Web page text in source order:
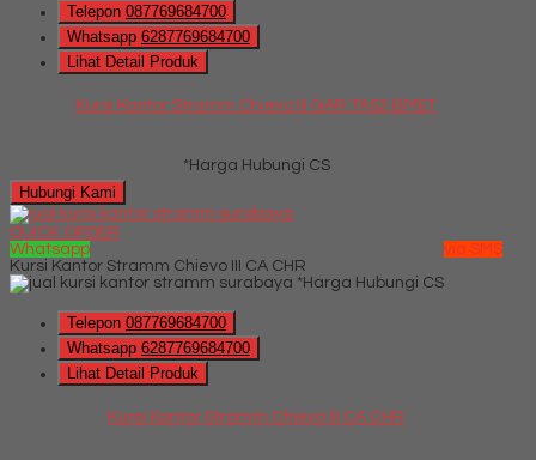
Telepon 087769684700
Whatsapp 6287769684700
Lihat Detail Produk
Kursi Kantor Stramm Chievo III GAR TAS2 BMET
*Harga Hubungi CS
Hubungi Kami
QUICK ORDER
Whatsapp
via SMS
Kursi Kantor Stramm Chievo III CA CHR
*Harga Hubungi CS
Telepon 087769684700
Whatsapp 6287769684700
Lihat Detail Produk
Kursi Kantor Stramm Chievo III CA CHR